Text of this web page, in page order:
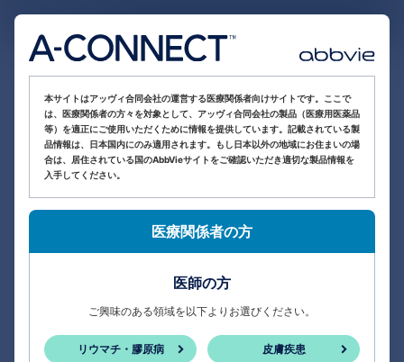
本サイトはアッヴィ合同会社の運営する医療関係者向けサイトです。ここで
は、医療関係者の方々を対象として、アッヴィ合同会社の製品（医療用医薬品
等）を適正にご使用いただくために情報を提供しています。記載されている製
品情報は、日本国内にのみ適用されます。もし日本以外の地域にお住まいの場
合は、居住されている国のAbbVieサイトをご確認いただき適切な製品情報を
入手してください。
医療関係者の方
医師の方
ご興味のある領域を以下よりお選びください。
リウマチ・膠原病 皮膚疾患